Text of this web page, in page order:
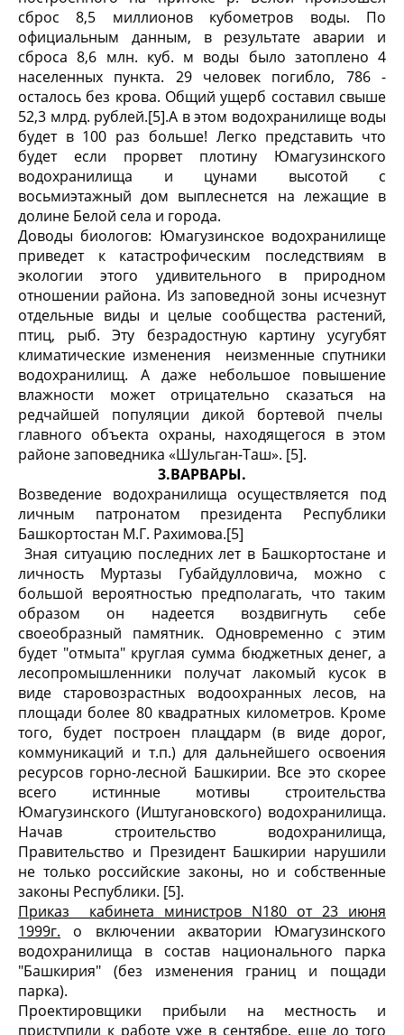
сброс 8,5 миллионов кубометров воды. По
официальным данным, в результате аварии и
сброса 8,6 млн. куб. м воды было затоплено 4
населенных пункта. 29 человек погибло, 786 -
осталось без крова. Общий ущерб составил свыше
52,3 млрд. рублей.[5].А в этом водохранилище воды
будет в 100 раз больше! Легко представить что
будет если прорвет плотину Юмагузинского
водохранилища и цунами высотой с
восьмиэтажный дом выплеснется на лежащие в
долине Белой села и города.
Доводы биологов: Юмагузинское водохранилище
приведет к катастрофическим последствиям в
экологии этого удивительного в природном
отношении района. Из заповедной зоны исчезнут
отдельные виды и целые сообщества растений,
птиц, рыб. Эту безрадостную картину усугубят
климатические изменения неизменные спутники
водохранилищ. А даже небольшое повышение
влажности может отрицательно сказаться на
редчайшей популяции дикой бортевой пчелы
главного объекта охраны, находящегося в этом
районе заповедника «Шульган-Таш». [5].
3.ВАРВАРЫ.
Возведение водохранилища осуществляется под
личным патронатом президента Республики
Башкортостан М.Г. Рахимова.[5]
Зная ситуацию последних лет в Башкортостане и
личность Муртазы Губайдулловича, можно с
большой вероятностью предполагать, что таким
образом он надеется воздвигнуть себе
своеобразный памятник. Одновременно с этим
будет "отмыта" круглая сумма бюджетных денег, а
лесопромышленники получат лакомый кусок в
виде старовозрастных водоохранных лесов, на
площади более 80 квадратных километров. Кроме
того, будет построен плацдарм (в виде дорог,
коммуникаций и т.п.) для дальнейшего освоения
ресурсов горно-лесной Башкирии. Все это скорее
всего истинные мотивы строительства
Юмагузинского (Иштугановского) водохранилища.
Начав строительство водохранилища,
Правительство и Президент Башкирии нарушили
не только российские законы, но и собственные
законы Республики. [5].
Приказ кабинета министров N180 от 23 июня
1999г. о включении акватории Юмагузинского
водохранилища в состав национального парка
"Башкирия" (без изменения границ и пощади
парка).
Проектировщики прибыли на местность и
приступили к работе уже в сентябре, еще до того